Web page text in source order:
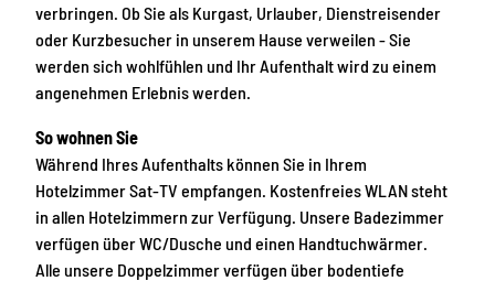
verbringen. Ob Sie als Kurgast, Urlauber, Dienstreisender
oder Kurzbesucher in unserem Hause verweilen - Sie
werden sich wohlfühlen und Ihr Aufenthalt wird zu einem
angenehmen Erlebnis werden.
So wohnen Sie
Während Ihres Aufenthalts können Sie in Ihrem
Hotelzimmer Sat-TV empfangen. Kostenfreies WLAN steht
in allen Hotelzimmern zur Verfügung. Unsere Badezimmer
verfügen über WC/Dusche und einen Handtuchwärmer.
Alle unsere Doppelzimmer verfügen über bodentiefe